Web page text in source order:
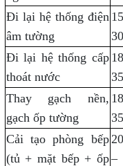
Đi lại hệ thống điện
âm tường
Đi lại hệ thống cấp
thoát nước
Thay gạch nền,
gạch ốp tường
Cải tạo phòng bếp
(tủ + mặt bếp + ốp–